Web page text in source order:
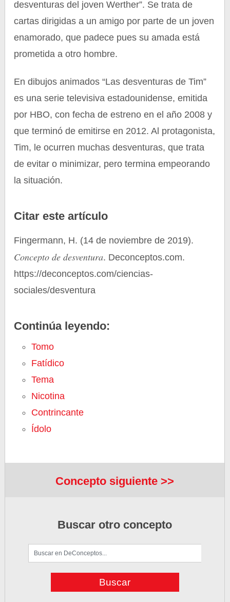
desventuras del joven Werther”. Se trata de
cartas dirigidas a un amigo por parte de un joven
enamorado, que padece pues su amada está
prometida a otro hombre.
En dibujos animados “Las desventuras de Tim”
es una serie televisiva estadounidense, emitida
por HBO, con fecha de estreno en el año 2008 y
que terminó de emitirse en 2012. Al protagonista,
Tim, le ocurren muchas desventuras, que trata
de evitar o minimizar, pero termina empeorando
la situación.
Citar este artículo
Fingermann, H. (14 de noviembre de 2019).
Concepto de desventura. Deconceptos.com.
https://deconceptos.com/ciencias-
sociales/desventura
Continúa leyendo:
Tomo
Fatídico
Tema
Nicotina
Contrincante
Ídolo
Concepto siguiente >>
Buscar otro concepto